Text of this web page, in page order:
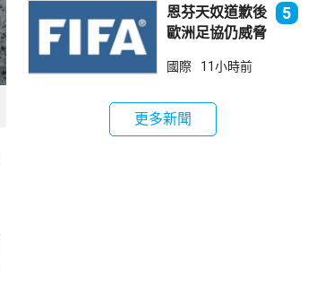
恩芬天奴道歉後
歐洲足協仍威脅
事
5
國際 11小時前
更多新聞